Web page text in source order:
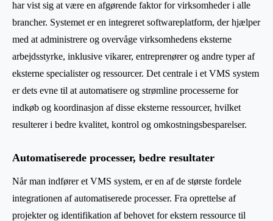
har vist sig at være en afgørende faktor for virksomheder i alle
brancher. Systemet er en integreret softwareplatform, der hjælper
med at administrere og overvåge virksomhedens eksterne
arbejdsstyrke, inklusive vikarer, entreprenører og andre typer af
eksterne specialister og ressourcer. Det centrale i et VMS system
er dets evne til at automatisere og strømline processerne for
indkøb og koordinasjon af disse eksterne ressourcer, hvilket
resulterer i bedre kvalitet, kontrol og omkostningsbesparelser.
Automatiserede processer, bedre resultater
Når man indfører et VMS system, er en af de største fordele
integrationen af automatiserede processer. Fra oprettelse af
projekter og identifikation af behovet for ekstern ressource til